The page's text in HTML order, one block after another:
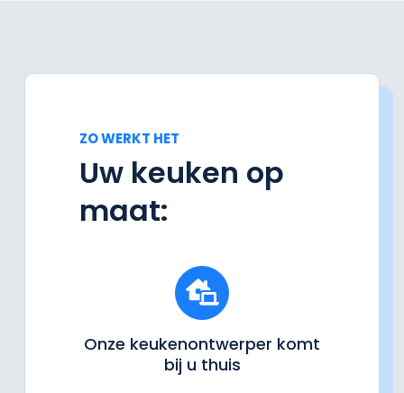
ZO WERKT HET
Uw keuken op
maat:
Onze keukenontwerper komt
bij u thuis